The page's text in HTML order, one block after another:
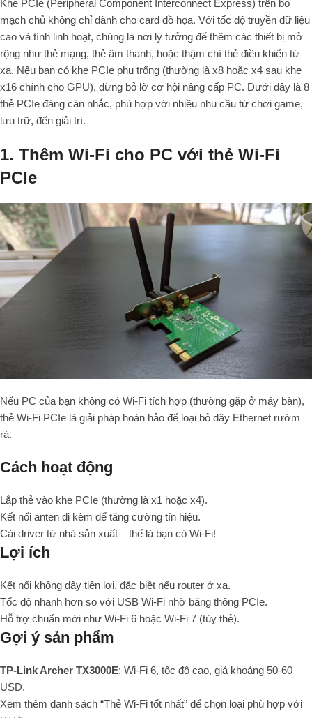
Khe PCIe (Peripheral Component Interconnect Express) trên bo
mạch chủ không chỉ dành cho card đồ họa. Với tốc độ truyền dữ liệu
cao và tính linh hoạt, chúng là nơi lý tưởng để thêm các thiết bị mở
rộng như thẻ mạng, thẻ âm thanh, hoặc thậm chí thẻ điều khiển từ
xa. Nếu bạn có khe PCIe phụ trống (thường là x8 hoặc x4 sau khe
x16 chính cho GPU), đừng bỏ lỡ cơ hội nâng cấp PC. Dưới đây là 8
thẻ PCIe đáng cân nhắc, phù hợp với nhiều nhu cầu từ chơi game,
lưu trữ, đến giải trí.
1. Thêm Wi-Fi cho PC với thẻ Wi-Fi
PCIe
Nếu PC của bạn không có Wi-Fi tích hợp (thường gặp ở máy bàn),
thẻ Wi-Fi PCIe là giải pháp hoàn hảo để loại bỏ dây Ethernet rườm
rà.
Cách hoạt động
Lắp thẻ vào khe PCIe (thường là x1 hoặc x4).
Kết nối anten đi kèm để tăng cường tín hiệu.
Cài driver từ nhà sản xuất – thế là bạn có Wi-Fi!
Lợi ích
Kết nối không dây tiện lợi, đặc biệt nếu router ở xa.
Tốc độ nhanh hơn so với USB Wi-Fi nhờ băng thông PCIe.
Hỗ trợ chuẩn mới như Wi-Fi 6 hoặc Wi-Fi 7 (tùy thẻ).
Gợi ý sản phẩm
TP-Link Archer TX3000E: Wi-Fi 6, tốc độ cao, giá khoảng 50-60
USD.
Xem thêm danh sách “Thẻ Wi-Fi tốt nhất” để chọn loại phù hợp với